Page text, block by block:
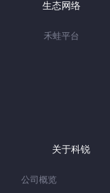
生态网络
禾蛙平台
关于科锐
公司概览